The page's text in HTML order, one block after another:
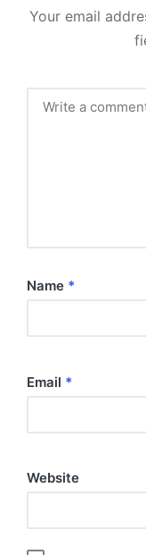
Your email
Name *
Email *
Website